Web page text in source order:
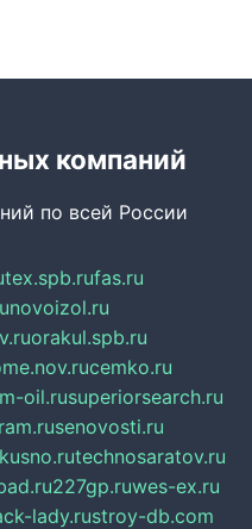
компаний
по всей России
fas.ru
novoizol.ru
orakul.spb.ru
cemko.ru
oil.rusuperiorsearch.ru
senovosti.ru
technosaratov.ru
227gp.ruwes-ex.ru
lady.rustroy-db.com